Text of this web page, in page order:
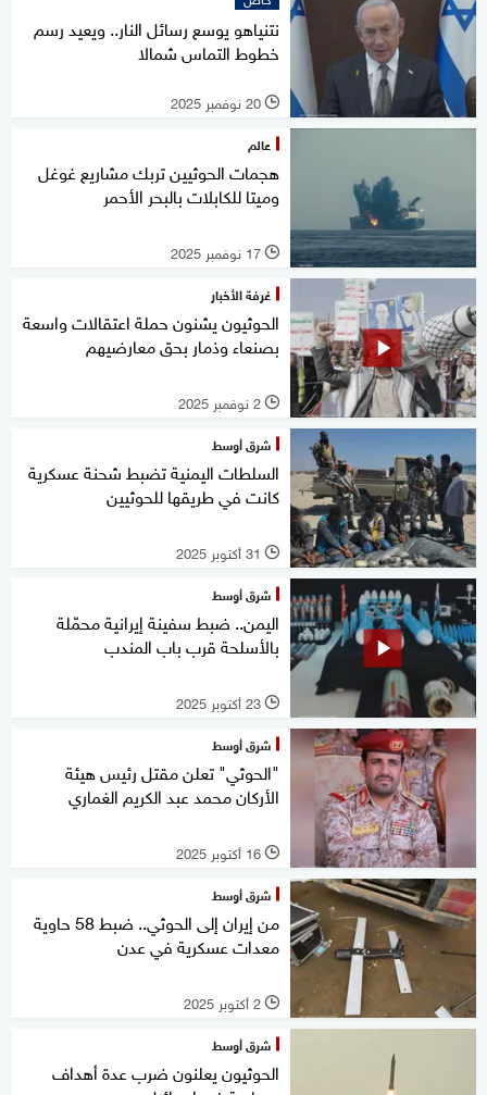
نتنياهو يوسع رسائل النار.. ويعيد رسم
خطوط التماس شمالا
l 20 نوفمبر 2025
عالم
هجمات الحوثيين تربك مشاريع غوغل
وميتا للكابلات بالبحر الأحمر
l 17 نوفمبر 2025
غرفة الأخبار
الحوثيون يشنون حملة اعتقالات واسعة
بصنعاء وذمار بحق معارضيهم
l 2 نوفمبر 2025
شرق أوسط
السلطات اليمنية تضبط شحنة عسكرية
كانت في طريقها للحوثيين
l 31 أكتوبر 2025
شرق أوسط
اليمن.. ضبط سفينة إيرانية محمّلة
بالأسلحة قرب باب المندب
l 23 أكتوبر 2025
شرق أوسط
"الحوثي" تعلن مقتل رئيس هيئة
الأركان محمد عبد الكريم الغماري
l 16 أكتوبر 2025
شرق أوسط
من إيران إلى الحوثي.. ضبط 58 حاوية
معدات عسكرية في عدن
l 2 أكتوبر 2025
شرق أوسط
الحوثيون يعلنون ضرب عدة أهداف